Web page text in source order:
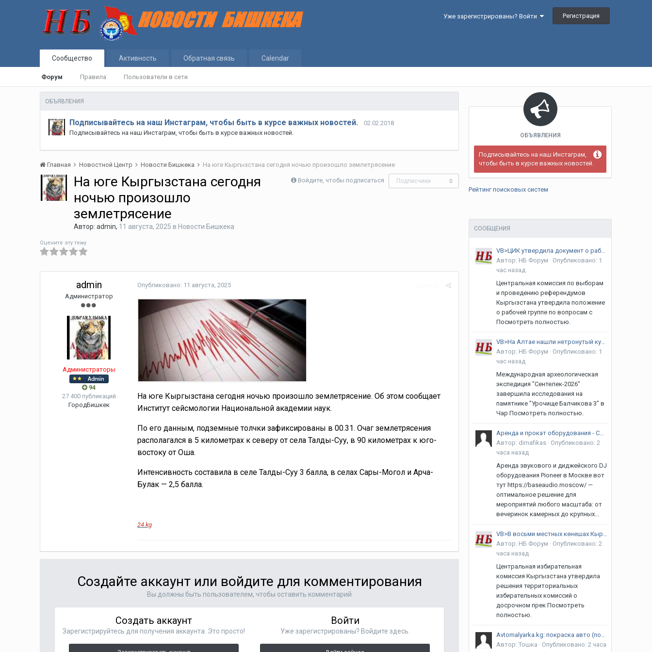
Уже зарегистрированы? Войти Регистрация
Сообщество
Форум Правила Пользователи в сети
Активность Обратная связь Calendar
ОБЪЯВЛЕНИЯ
Подписывайтесь на наш Инстаграм, чтобы быть в курсе важных новостей.
02.02.2018
Подписывайтесь на наш Инстаграм, чтобы быть в курсе важных новостей.
Главная Новостной Центр Новости Бишкека На юге Кыргызстана сегодня ночью произошло землетрясение
Войдите, чтобы подписаться Подписчики 0
На юге Кыргызстана сегодня
ночью произошло
землетрясение
Автор:admin, 11 августа, 2025 в Новости Бишкека
Оцените эту тему
admin
Администратор
Администраторы
94
27 400 публикаций
ГородБишкек
Опубликовано: 11 августа, 2025
На юге Кыргызстана сегодня ночью произошло землетрясение. Об этом сообщает
Институт сейсмологии Национальной академии наук.
По его данным, подземные толчки зафиксированы в 00.31. Очаг землетрясения
располагался в 5 километрах к северу от села Талды-Суу, в 90 километрах к юго-
востоку от Оша.
Интенсивность составила в селе Талды-Суу 3 балла, в селах Сары-Могол и Арча-
Булак — 2,5 балла.
24.kg
Создайте аккаунт или войдите для комментирования
Вы должны быть пользователем, чтобы оставить комментарий
Создать аккаунт
Зарегистрируйтесь для получения аккаунта. Это просто!
Войти
Уже зарегистрированы? Войдите здесь.
ОБЪЯВЛЕНИЯ
Подписывайтесь на наш Инстаграм,
чтобы быть в курсе важных новостей.
Рейтинг поисковых систем
СООБЩЕНИЯ
VB>ЦИК утвердила документ о работе группы по вопросам инклюзивных выборов
Автор: НБ Форум · Опубликовано: 1
час назад
Центральная комиссия по выборам
и проведению референдумов
Кыргызстана утвердила положение
о рабочей группе по вопросам с
Посмотреть полностью.
VB>На Алтае нашли нетронутый курган возрастом более четырех тысяч лет
Автор: НБ Форум · Опубликовано: 1
час назад
Международная археологическая
экспедиция "Сентелек-2026"
завершила исследования на
памятнике "Урочище Балчикова 3" в
Чар Посмотреть полностью.
Аренда и прокат оборудования - CDJ Проигрыватели
Автор: dimafikas · Опубликовано:2
часа назад
Аренда звукового и диджейского DJ
оборудования Pioneer в Москве вот
тут https://baseaudio.moscow/ —
оптимальное решение для
мероприятий любого масштаба: от
вечеринок камерных до крупных...
VB>В восьми местных кенешах Кыргызстана сменились депутаты
Автор: НБ Форум · Опубликовано:2
часа назад
Центральная избирательная
комиссия Кыргызстана утвердила
решения территориальных
избирательных комиссий о
досрочном прек Посмотреть
полностью.
Avtomalyarka.kg: покраска авто (полная и детальная), ремонт и покраска бамперов, полировка авто и фар, кузовной ремонт и т.д. Качество! Гарантия! Адрес: г. Бишкек, Алма-Атинская/ Объездная
Автор:Тошка · Опубликовано:2 часа